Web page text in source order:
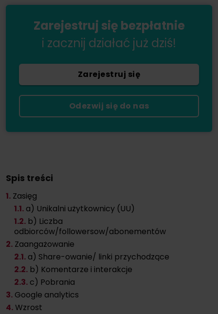
Zarejestruj się bezpłatnie
i zacznij działać już dziś!
Zarejestruj się
Odezwij się do nas
Spis treści
1. Zasięg
1.1. a) Unikalni użytkownicy (UU)
1.2. b) Liczba
odbiorców/followersow/abonementów
2. Zaangażowanie
2.1. a) Share-owanie/ linki przychodzące
2.2. b) Komentarze i interakcje
2.3. c) Pobrania
3. Google analytics
4.Wzrost